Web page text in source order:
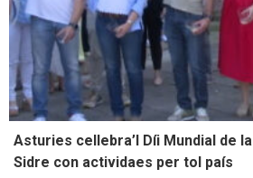
Asturies cellebra’l Díi Mundial de la
Sidre con actividaes per tol país